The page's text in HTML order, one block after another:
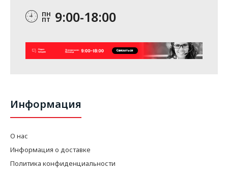
ПН
ПТ 9:00-18:00
Информация
О нас
Информация о доставке
Политика конфиденциальности